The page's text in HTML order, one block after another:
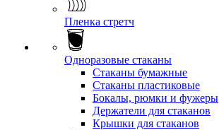
Пленка стретч
Одноразовые стаканы
Стаканы бумажные
Стаканы пластиковые
Бокалы, рюмки и фужеры
Держатели для стаканов
Крышки для стаканов